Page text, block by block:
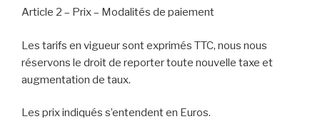
Article 2 – Prix – Modalités de paiement
Les tarifs en vigueur sont exprimés TTC, nous nous
réservons le droit de reporter toute nouvelle taxe et
augmentation de taux.
Les prix indiqués s’entendent en Euros.